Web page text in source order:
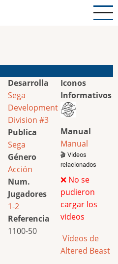
Desarrolla
Sega
Development
Division #3
Publica
Sega
Género
Acción
Num.
Jugadores
1-2
Referencia
1100-50
Iconos
Informativos
Manual
Manual
🎬 Videos
relacionados
❌ No se
pudieron
cargar los
videos
Vídeos de
Altered Beast